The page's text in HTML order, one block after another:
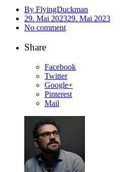
By FlyingDuckman
29. Mai 202329. Mai 2023
No comment
Share
Facebook
Twitter
Google+
Pinterest
Mail